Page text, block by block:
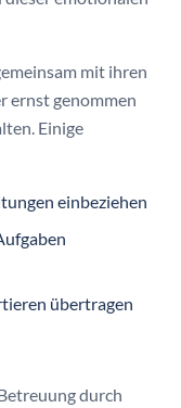
mit ihren
ernst genommen
Einige
einbeziehen
übertragen
durch